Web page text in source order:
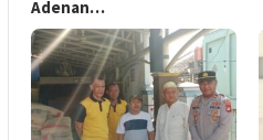
Adenan…